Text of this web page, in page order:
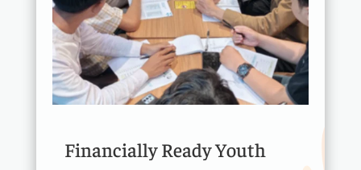
Financially Ready Youth